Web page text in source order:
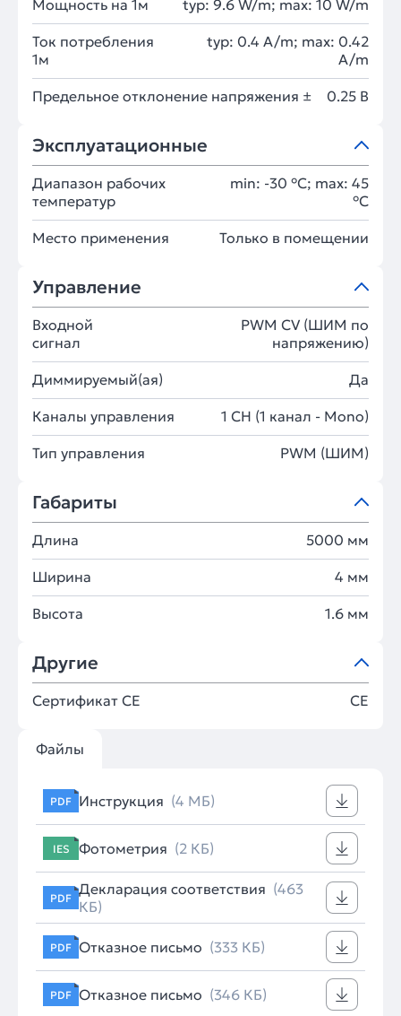
Мощность на 1м typ: 9.6 W/m; max: 10 W/m
Ток потребления
1м
typ: 0.4 A/m; max: 0.42
A/m
Предельное отклонение напряжения ± 0.25 В
Эксплуатационные
Диапазон рабочих
температур
min: -30 °C; max: 45
°C
Место применения Только в помещении
Управление
Входной
сигнал
PWM СV (ШИМ по
напряжению)
Диммируемый(ая) Да
Каналы управления 1 CH (1 канал - Mono)
Тип управления PWM (ШИМ)
Габариты
Длина 5000 мм
Ширина 4 мм
Высота 1.6 мм
Другие
Сертификат CE CE
Файлы
PDF Инструкция (4 МБ)
IES Фотометрия (2 КБ)
PDF Декларация соответствия (463
КБ)
PDF Отказное письмо (333 КБ)
PDF Отказное письмо (346 КБ)